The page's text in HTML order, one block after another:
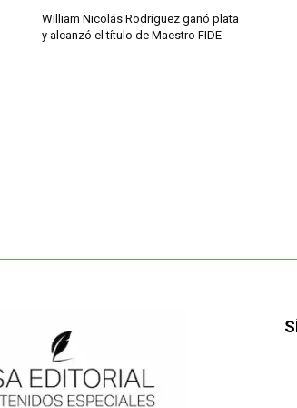
William Nicolás Rodríguez ganó plata
y alcanzó el título de Maestro FIDE